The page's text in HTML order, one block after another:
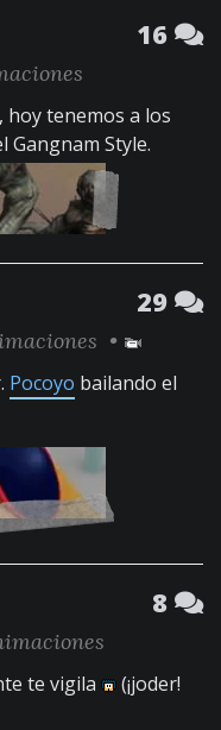
16
hoy tenemos a los
Gangnam Style.
29
•
Pocoyo bailando el
8
te vigila
(¡joder!